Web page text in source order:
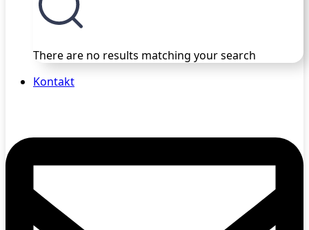
There are no results matching your search
Kontakt